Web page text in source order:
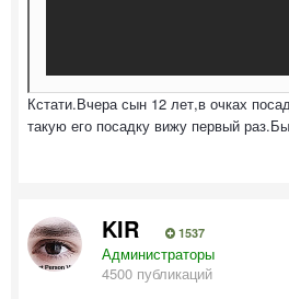
Кстати.Вчера сын 12 лет,в очках
такую его посадку вижу первый
KIR 1537
Администраторы
4500 публикаций